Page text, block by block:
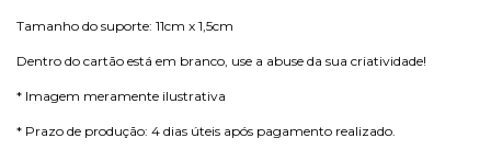
Tamanho do suporte: 11cm x 1,5cm
Dentro do cartão está em branco, use a abuse da sua criatividade!
* Imagem meramente ilustrativa
* Prazo de produção: 4 dias úteis após pagamento realizado.